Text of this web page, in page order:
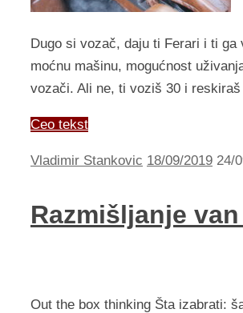
Dugo si vozač, daju ti Ferari i ti
moćnu mašinu, mogućnost
vozači. Ali ne, ti voziš 30 i
Ceo tekst
Vladimir Stankovic 18/09/2019 24/
Razmišljanje
Out the box thinking Šta izabrati: